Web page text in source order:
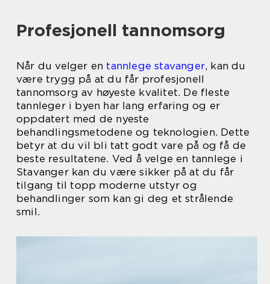
Profesjonell tannomsorg
Når du velger en tannlege stavanger, kan du
være trygg på at du får profesjonell
tannomsorg av høyeste kvalitet. De fleste
tannleger i byen har lang erfaring og er
oppdatert med de nyeste
behandlingsmetodene og teknologien. Dette
betyr at du vil bli tatt godt vare på og få de
beste resultatene. Ved å velge en tannlege i
Stavanger kan du være sikker på at du får
tilgang til topp moderne utstyr og
behandlinger som kan gi deg et strålende
smil.